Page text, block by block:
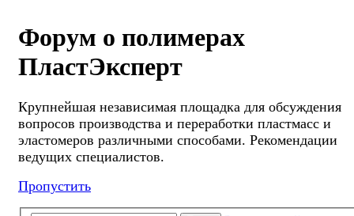
Форум о полимерах
ПластЭксперт
Крупнейшая независимая площадка для обсуждения
вопросов производства и переработки пластмасс и
эластомеров различными способами. Рекомендации
ведущих специалистов.
Пропустить